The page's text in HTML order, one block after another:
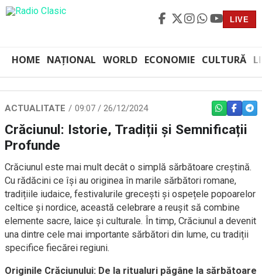
LIVE
HOME NAȚIONAL WORLD ECONOMIE CULTURĂ
ACTUALITATE 09:07 / 26/12/2024 WHATSAPP
Crăciunul: Istorie, Tradiții și Semnificații
Profunde
Crăciunul este mai mult decât o simplă sărbătoare creștină.
Cu rădăcini ce își au originea în marile sărbători romane,
tradițiile iudaice, festivalurile grecești și ospețele popoarelor
celtice și nordice, această celebrare a reușit să combine
elemente sacre, laice și culturale. În timp, Crăciunul a devenit
una dintre cele mai importante sărbători din lume, cu tradiții
specifice fiecărei regiuni.
Originile Crăciunului: De la ritualuri păgâne la sărbătoare